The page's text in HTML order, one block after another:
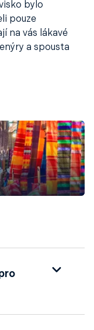
bylo
pouze
na vás lákavé
a spousta